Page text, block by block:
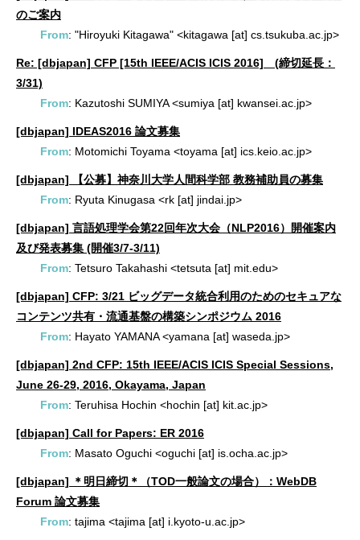
のご案内
From: "Hiroyuki Kitagawa" <kitagawa [at] cs.tsukuba.ac.jp>
Re: [dbjapan] CFP [15th IEEE/ACIS ICIS 2016] (締切延長：
3/31)
From: Kazutoshi SUMIYA <sumiya [at] kwansei.ac.jp>
[dbjapan] IDEAS2016 論文募集
From: Motomichi Toyama <toyama [at] ics.keio.ac.jp>
[dbjapan] 【公募】神奈川大学人間科学部 教務補助員の募集
From: Ryuta Kinugasa <rk [at] jindai.jp>
[dbjapan] 言語処理学会第22回年次大会（NLP2016）開催案内
及び発表募集 (開催3/7-3/11)
From: Tetsuro Takahashi <tetsuta [at] mit.edu>
[dbjapan] CFP: 3/21 ビッグデータ統合利用のためのセキュアな
コンテンツ共有・流通基盤の構築シンポジウム 2016
From: Hayato YAMANA <yamana [at] waseda.jp>
[dbjapan] 2nd CFP: 15th IEEE/ACIS ICIS Special Sessions,
June 26-29, 2016, Okayama, Japan
From: Teruhisa Hochin <hochin [at] kit.ac.jp>
[dbjapan] Call for Papers: ER 2016
From: Masato Oguchi <oguchi [at] is.ocha.ac.jp>
[dbjapan] ＊明日締切＊（TOD一般論文の場合）：WebDB
Forum 論文募集
From: tajima <tajima [at] i.kyoto-u.ac.jp>